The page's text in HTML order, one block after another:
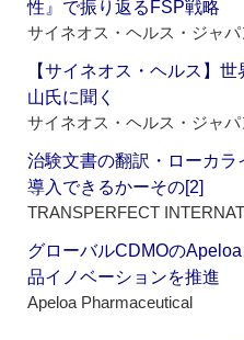
性』で振り返るFSP戦略
サイネオス・ヘルス・ジャ
【サイネオス・ヘルス】
山氏に聞く
サイネオス・ヘルス・ジャ
治験文書の翻訳・ローカ
導入できるかーその[2]
TRANSPERFECT
グローバルCDMOの
品イノベーションを推進
Apeloa Pharmaceutical